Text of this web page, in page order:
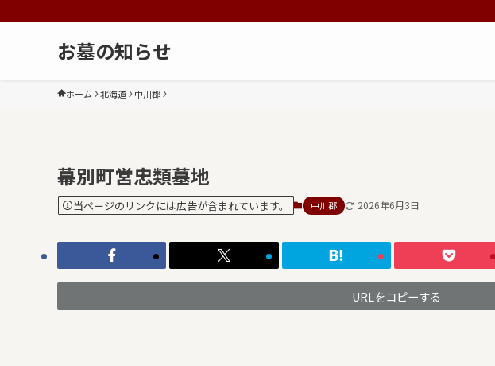
お墓の知らせ
ホーム 北海道 中川郡
幕別町営忠類墓地
当ページのリンクには広告が含まれています。 中川郡 2026年6月3日
URLをコピーする